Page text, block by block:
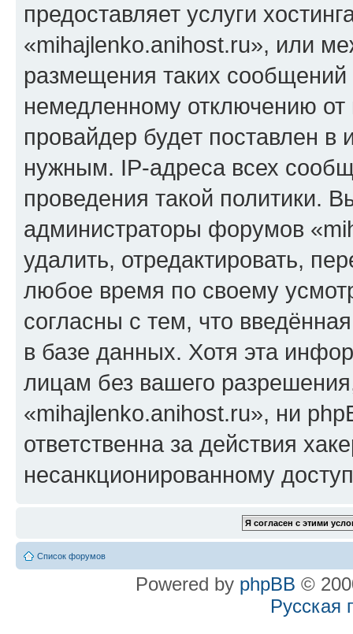
предоставляет услуги
«mihajlenko.anihost.ru», или
размещения таких
немедленному отключению
провайдер будет поставлен в
нужным. IP-адреса всех
проведения такой политики.
администраторы форумов
удалить, отредактировать,
любое время по своему
согласны с тем, что
в базе данных. Хотя эта
лицам без вашего
«mihajlenko.anihost.ru», ни
ответственна за действия
несанкционированному
Список форумов
Powered by phpBB ©
Русская